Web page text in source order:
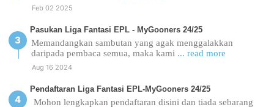
Feb 02 2025
Pasukan Liga Fantasi EPL - MyGooners 24/25
Memandangkan sambutan yang agak menggalakkan
daripada pembaca semua, maka kami ... read more
Aug 16 2024
Pendaftaran Liga Fantasi EPL-MyGooners 24/25
Mohon lengkapkan pendaftaran disini dan tiada sebarang